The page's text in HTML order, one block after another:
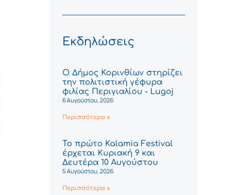
Εκδηλώσεις
Ο Δήμος Κορινθίων στηρίζει
την πολιτιστική γέφυρα
φιλίας Περιγιαλίου - Lugoj
6 Αυγούστου, 2026
Περισσότερα »
Το πρώτο Kalamia Festival
έρχεται Κυριακή 9 και
Δευτέρα 10 Αυγούστου
5 Αυγούστου, 2026
Περισσότερα »